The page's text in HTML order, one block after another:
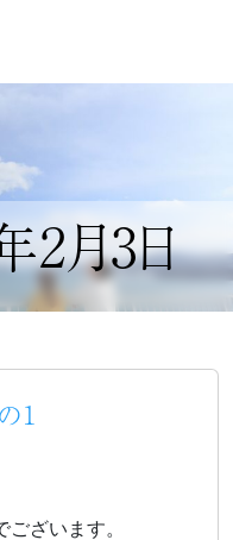
2月3日
１
ざいます。